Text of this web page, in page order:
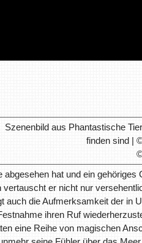
hat und ein gehöriges
er nicht nur
die Aufmerksamkeit der in
ihren Ruf
eine Reihe von magischen